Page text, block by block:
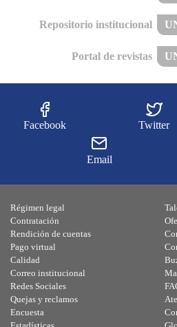
Repositorio institucional
Portal de revistas
Facebook Twitter
Email
Régimen legal
Contratación
Rendición de cuentas
Pago virtual
Calidad
Correo institucional
Redes Sociales
Quejas y reclamos
Encuesta